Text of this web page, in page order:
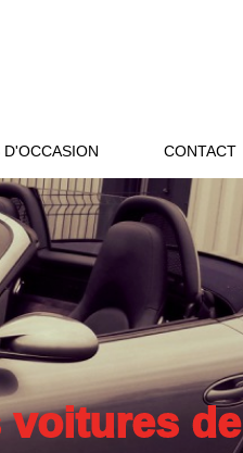
CONTACT
voitures de